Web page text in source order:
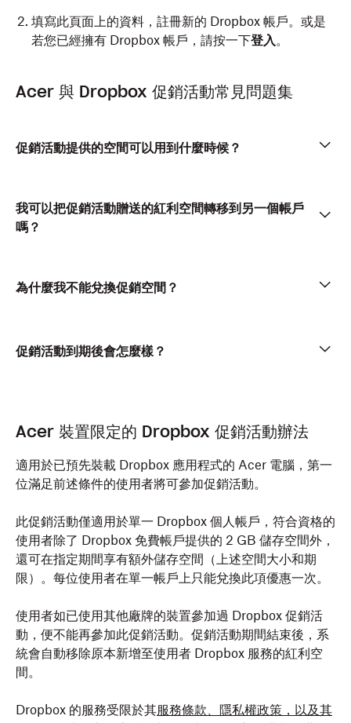
填寫此頁面上的資料，註冊新的 Dropbox 帳戶。或是
若您已經擁有 Dropbox 帳戶，請按一下登入。
Acer 與 Dropbox 促銷活動常見問題集
促銷活動提供的空間可以用到什麼時候？
我可以把促銷活動贈送的紅利空間轉移到另一個帳戶
嗎？
為什麼我不能兌換促銷空間？
促銷活動到期後會怎麼樣？
Acer 裝置限定的 Dropbox 促銷活動辦法
適用於已預先裝載 Dropbox 應用程式的 Acer 電腦，第一
位滿足前述條件的使用者將可參加促銷活動。
此促銷活動僅適用於單一 Dropbox 個人帳戶，符合資格的
使用者除了 Dropbox 免費帳戶提供的 2 GB 儲存空間外，
還可在指定期間享有額外儲存空間（上述空間大小和期
限）。每位使用者在單一帳戶上只能兌換此項優惠一次。
使用者如已使用其他廠牌的裝置參加過 Dropbox 促銷活
動，便不能再參加此促銷活動。促銷活動期間結束後，系
統會自動移除原本新增至使用者 Dropbox 服務的紅利空
間。
Dropbox 的服務受限於其服務條款、隱私權政策，以及其